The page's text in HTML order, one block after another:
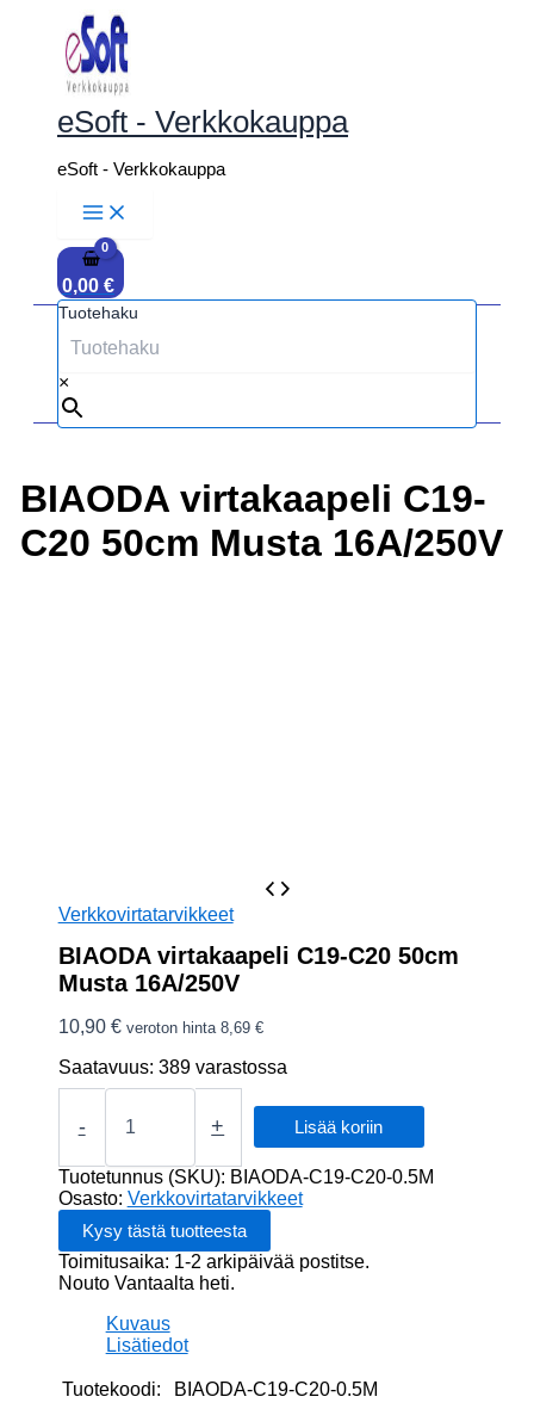
sisältöön
eSoft - Verkkokauppa
eSoft - Verkkokauppa
0,00 €
Tuotehaku
×
BIAODA virtakaapeli C19-
C20 50cm Musta 16A/250V
Verkkovirtatarvikkeet
BIAODA virtakaapeli C19-C20 50cm
Musta 16A/250V
10,90 € veroton hinta 8,69 €
Saatavuus: 389 varastossa
-
BIAODA
virtakaapeli
C20
50cm
Musta
16A/250V
määrä
+ Lisää koriin
Tuotetunnus (SKU): BIAODA-C19-C20-0.5M
Osasto: Verkkovirtatarvikkeet
Toimitusaika: 1-2 arkipäivää postitse.
Nouto Vantaalta heti.
Kuvaus
Lisätiedot
Tuotekoodi:
BIAODA-C19-C20-0.5M